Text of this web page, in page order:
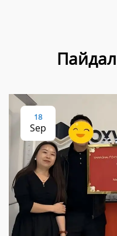
18
Sep